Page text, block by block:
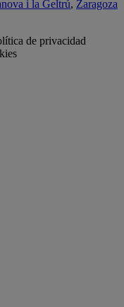
i la Geltrú, Zaragoza
de privacidad